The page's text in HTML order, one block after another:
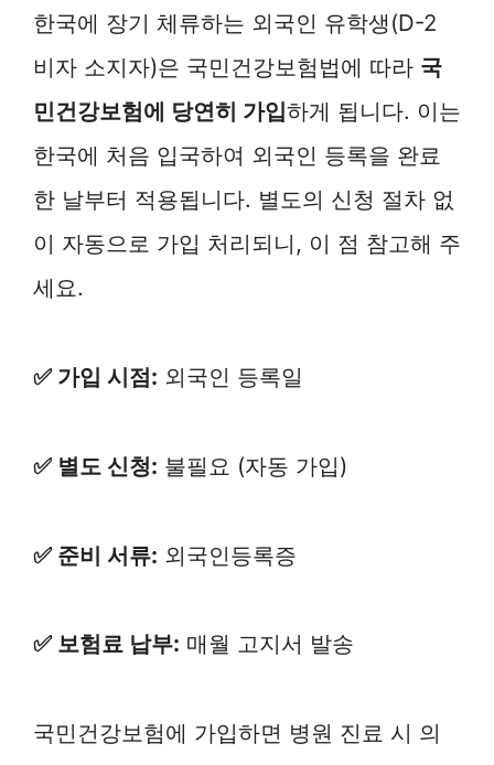
한국에 장기 체류하는 외국인 유학생(D-2
비자 소지자)은 국민건강보험법에 따라 국
민건강보험에 당연히 가입하게 됩니다. 이는
한국에 처음 입국하여 외국인 등록을 완료
한 날부터 적용됩니다. 별도의 신청 절차 없
이 자동으로 가입 처리되니, 이 점 참고해 주
세요.
✅ 가입 시점: 외국인 등록일
✅ 별도 신청: 불필요 (자동 가입)
✅ 준비 서류: 외국인등록증
✅ 보험료 납부: 매월 고지서 발송
국민건강보험에 가입하면 병원 진료 시 의